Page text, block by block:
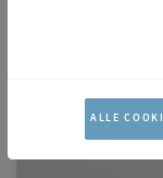
ALLE